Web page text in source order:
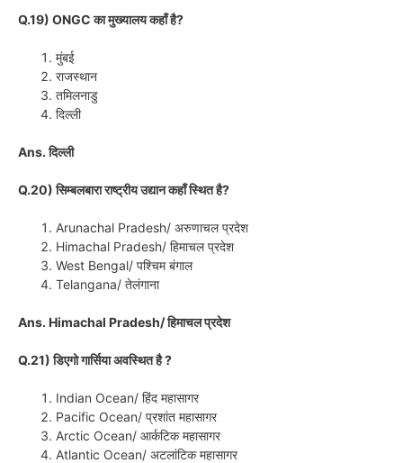
Q.19) ONGC का मुख्यालय कहाँ है?
मुंबई
राजस्थान
तमिलनाडु
दिल्ली
Ans. दिल्ली
Q.20) सिम्बलबारा राष्ट्रीय उद्यान कहाँ स्थित है?
Arunachal Pradesh/ अरुणाचल प्रदेश
Himachal Pradesh/ हिमाचल प्रदेश
West Bengal/ पश्चिम बंगाल
Telangana/ तेलंगाना
Ans. Himachal Pradesh/ हिमाचल प्रदेश
Q.21) डिएगो गार्सिया अवस्थित है ?
Indian Ocean/ हिंद महासागर
Pacific Ocean/ प्रशांत महासागर
Arctic Ocean/ आर्कटिक महासागर
Atlantic Ocean/ अटलांटिक महासागर